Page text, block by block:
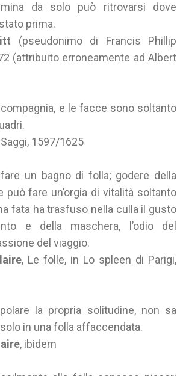
da solo può ritrovarsi dove
prima.
(pseudonimo di Francis Phillip
(attribuito erroneamente ad Albert
e le facce sono soltanto
Saggi, 1597/1625
un bagno di folla; godere della
può fare un’orgia di vitalità soltanto
fata ha trasfuso nella culla il gusto
e della maschera, l’odio del
del viaggio.
, Le folle, in Lo spleen di Parigi,
la propria solitudine, non sa
in una folla affaccendata.
, ibidem